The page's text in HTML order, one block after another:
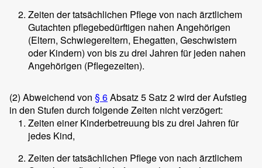
Zeiten der tatsächlichen Pflege von nach ärztlichem
Gutachten pflegebedürftigen nahen Angehörigen
(Eltern, Schwiegereltern, Ehegatten, Geschwistern
oder Kindern) von bis zu drei Jahren für jeden nahen
Angehörigen (Pflegezeiten).
(2) Abweichend von § 6Absatz 5 Satz 2 wird der Aufstieg
in den Stufen durch folgende Zeiten nicht verzögert:
Zeiten einer Kinderbetreuung bis zu drei Jahren für
jedes Kind,
Zeiten der tatsächlichen Pflege von nach ärztlichem